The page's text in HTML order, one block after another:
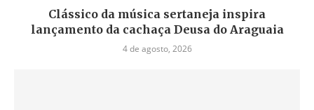
Clássico da música sertaneja inspira
lançamento da cachaça Deusa do Araguaia
4 de agosto, 2026